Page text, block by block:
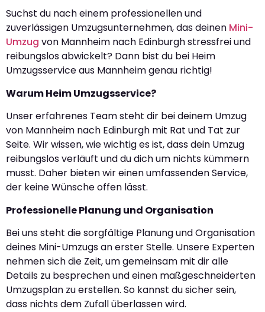
Suchst du nach einem professionellen und
zuverlässigen Umzugsunternehmen, das deinen Mini-
Umzug von Mannheim nach Edinburgh stressfrei und
reibungslos abwickelt? Dann bist du bei Heim
Umzugsservice aus Mannheim genau richtig!
Warum Heim Umzugsservice?
Unser erfahrenes Team steht dir bei deinem Umzug
von Mannheim nach Edinburgh mit Rat und Tat zur
Seite. Wir wissen, wie wichtig es ist, dass dein Umzug
reibungslos verläuft und du dich um nichts kümmern
musst. Daher bieten wir einen umfassenden Service,
der keine Wünsche offen lässt.
Professionelle Planung und Organisation
Bei uns steht die sorgfältige Planung und Organisation
deines Mini-Umzugs an erster Stelle. Unsere Experten
nehmen sich die Zeit, um gemeinsam mit dir alle
Details zu besprechen und einen maßgeschneiderten
Umzugsplan zu erstellen. So kannst du sicher sein,
dass nichts dem Zufall überlassen wird.